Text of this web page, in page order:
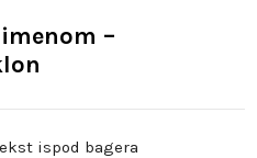
–
ispod bagera